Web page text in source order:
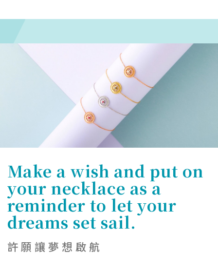
Make a wish and put on
your necklace as a
reminder to let your
dreams set sail.
許願讓夢想啟航